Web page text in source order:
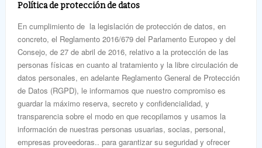
Política de protección de datos
En cumplimiento de la legislación de protección de datos, en
concreto, el Reglamento 2016/679 del Parlamento Europeo y del
Consejo, de 27 de abril de 2016, relativo a la protección de las
personas físicas en cuanto al tratamiento y la libre circulación de
datos personales, en adelante Reglamento General de Protección
de Datos (RGPD), le informamos que nuestro compromiso es
guardar la máximo reserva, secreto y confidencialidad, y
transparencia sobre el modo en que recopilamos y usamos la
información de nuestras personas usuarias, socias, personal,
empresas proveedoras.. para garantizar su seguridad y ofrecer